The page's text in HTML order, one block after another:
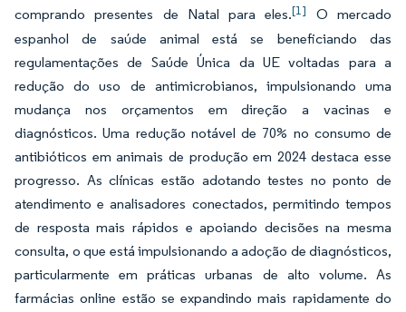
comprando presentes de Natal para eles.[1]
O mercado
espanhol de saúde animal está se beneficiando das
regulamentações de Saúde Única da UE voltadas para a
redução do uso de antimicrobianos, impulsionando uma
mudança nos orçamentos em direção a vacinas e
diagnósticos. Uma redução notável de 70% no consumo de
antibióticos em animais de produção em 2024 destaca esse
progresso. As clínicas estão adotando testes no ponto de
atendimento e analisadores conectados, permitindo tempos
de resposta mais rápidos e apoiando decisões na mesma
consulta, o que está impulsionando a adoção de diagnósticos,
particularmente em práticas urbanas de alto volume. As
farmácias online estão se expandindo mais rapidamente do